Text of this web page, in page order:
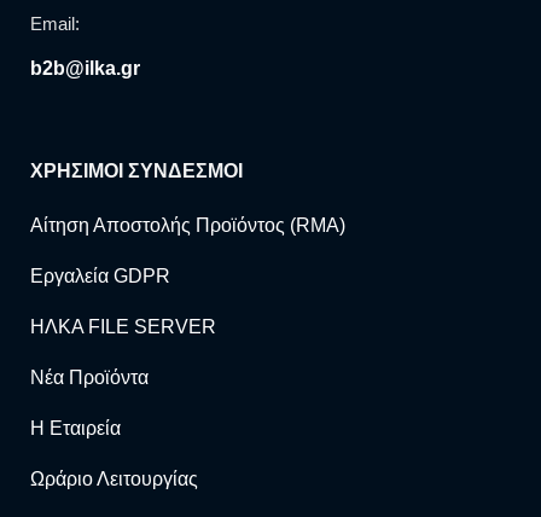
Email:
b2b@ilka.gr
ΧΡΗΣΙΜΟΙ ΣΥΝΔΕΣΜΟΙ
Αίτηση Αποστολής Προϊόντος (RMA)
Εργαλεία GDPR
ΗΛΚΑ FILE SERVER
Νέα Προϊόντα
Η Εταιρεία
Ωράριο Λειτουργίας